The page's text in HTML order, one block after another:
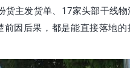
主发货单、17家头部干线物
因后果，都是能直接落地的